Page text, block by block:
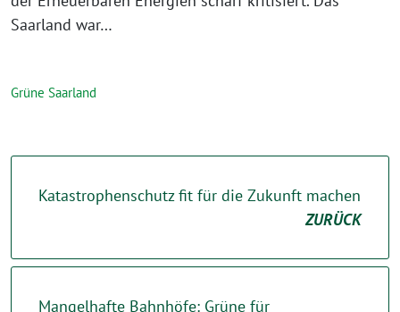
Saarland war…
Grüne Saarland
Katastrophenschutz fit für die Zukunft machen
ZURÜCK
Mangelhafte Bahnhöfe: Grüne für